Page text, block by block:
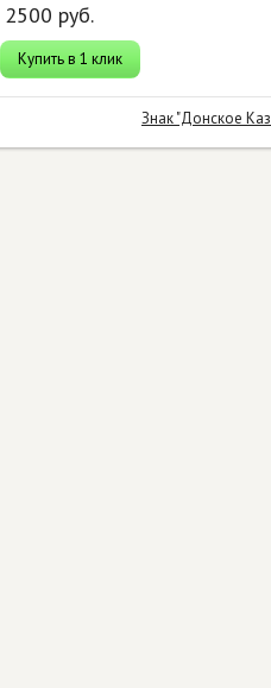
2500 руб.
Купить в 1 клик
Знак "Донское